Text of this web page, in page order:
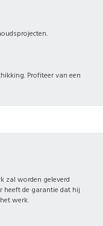
Profiteer van een
zal worden geleverd
heeft de garantie dat hij
werk.